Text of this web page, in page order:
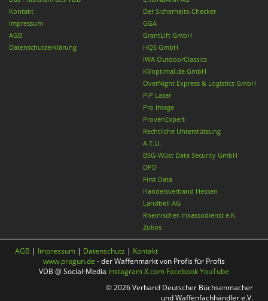
Kontakt
Impressum
AGB
Datenschutzerklärung
Der Sicherheits-Checker
GGA
GrantLift GmbH
HQS GmbH
IWA OutdoorClassics
KVoptimal.de GmbH
OverNight Express & Logistics GmbH
PiP Laser
Pro Image
ProvenExpert
Rechtliche Unterstützung
A.T.U.
BSG-Wüst Data Security GmbH
DPD
First Data
Handelsverband Hessen
Landbell AG
Rheinischer-Inkassodienst e.K.
Zukos
AGB | Impressum | Datenschutz | Kontakt
www.progun.de - der Waffenmarkt von Profis für Profis
VDB @ Social-Media InstagramX.com FacebookYouTube
© 2026 Verband Deutscher Büchsenmacher
und Waffenfachhändler e.V.